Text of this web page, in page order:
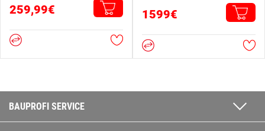
259,99€ 1599€
BAUPROFI SERVICE